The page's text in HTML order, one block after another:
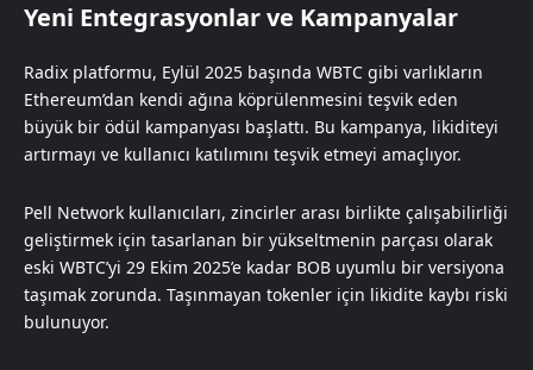
Yeni Entegrasyonlar ve Kampanyalar
Radix platformu, Eylül 2025 başında WBTC gibi varlıkların
Ethereum’dan kendi ağına köprülenmesini teşvik eden
büyük bir ödül kampanyası başlattı. Bu kampanya, likiditeyi
artırmayı ve kullanıcı katılımını teşvik etmeyi amaçlıyor.
Pell Network kullanıcıları, zincirler arası birlikte çalışabilirliği
geliştirmek için tasarlanan bir yükseltmenin parçası olarak
eski WBTC’yi 29 Ekim 2025’e kadar BOB uyumlu bir versiyona
taşımak zorunda. Taşınmayan tokenler için likidite kaybı riski
bulunuyor.